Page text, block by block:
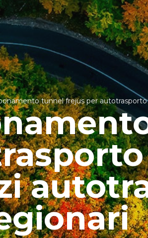
tunnel frejus per